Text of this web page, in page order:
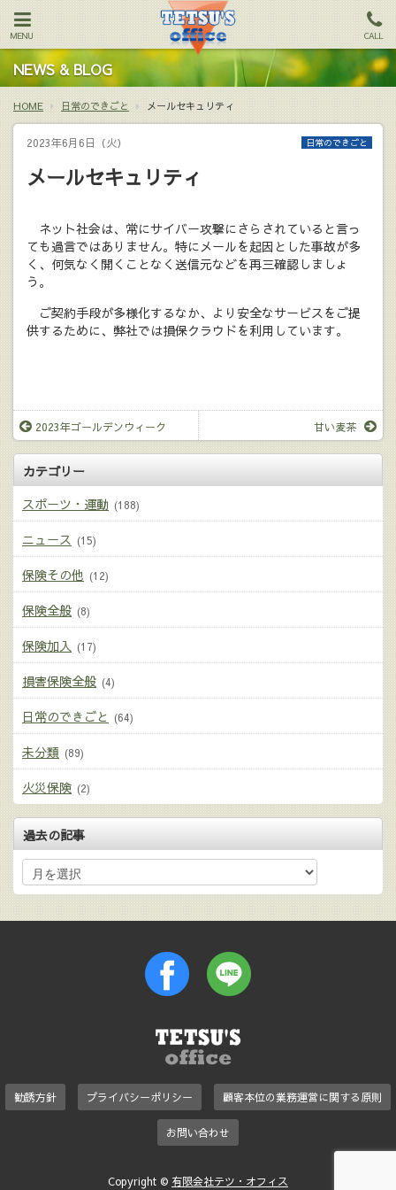
MENU CALL
NEWS & BLOG
HOME 日常のできごと メールセキュリティ
2023年6月6日（火） 日常のできごと
メールセキュリティ
ネット社会は、常にサイバー攻撃にさらされていると言っ
ても過言ではありません。特にメールを起因とした事故が多
く、何気なく開くことなく送信元などを再三確認しましょ
う。
ご契約手段が多様化するなか、より安全なサービスをご提
供するために、弊社では損保クラウドを利用しています。
2023年ゴールデンウィーク 甘い麦茶
カテゴリー
スポーツ・運動 (188)
ニュース (15)
保険その他 (12)
保険全般 (8)
保険加入 (17)
損害保険全般 (4)
日常のできごと (64)
未分類 (89)
火災保険 (2)
過去の記事
勧誘方針 プライバシーポリシー 顧客本位の業務運営に関する原則
お問い合わせ
Copyright © 有限会社テツ・オフィス